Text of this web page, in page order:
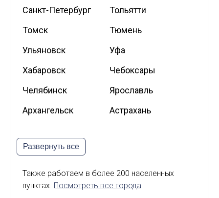
Санкт-Петербург
Тольятти
Томск
Тюмень
Ульяновск
Уфа
Хабаровск
Чебоксары
Челябинск
Ярославль
Архангельск
Астрахань
Калининград
Киров
Курск
Липецк
Мурманск
Развернуть все
Также работаем в более 200 населенных
пунктах. Посмотреть все города